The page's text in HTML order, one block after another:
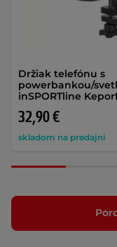
Držiak telefónu s
powerbankou/
inSPORTline
32,90 €
skladom na predajni